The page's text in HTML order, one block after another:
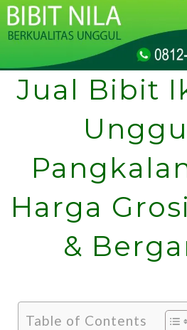
Jual Bibit
Harga
&
Table of Contents